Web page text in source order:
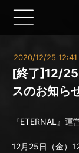
2020/12/25 12:41
[終了]12/
スのお知ら
『ETERNAL』運
12月25日（金）